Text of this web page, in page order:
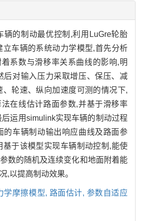
辆的制动最优控制,利用LuGre轮胎
立车辆的系统动力学模型,首先分析
系数与滑移率关系曲线的影响,明
后对输入压力采取增压、保压、减
、轮速、纵向加速度可测的情况下,
在线估计路面参数,并基于滑移率
运用simulink实现车辆的制动过程
的车辆制动输出响应曲线及路面参
基于该模型实现车辆制动控制,能使
数的随机及连续变化和地面附着能
,以提高制动效果。
学摩擦模型, 路面估计, 参数自适应